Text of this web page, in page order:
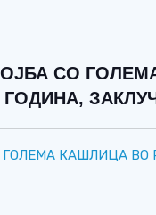
СО
КАШЛИЦА ВО